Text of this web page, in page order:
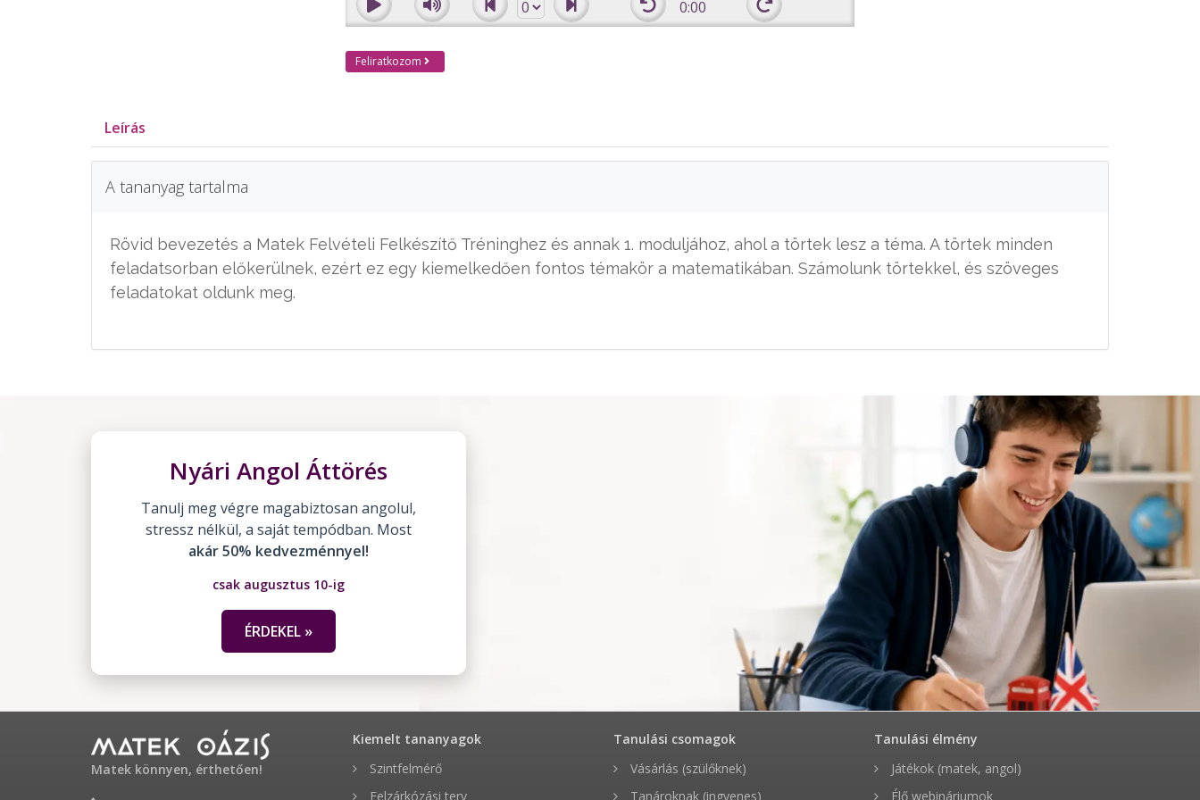
0:00
Feliratkozom
Leírás
A tananyag tartalma
Rövid bevezetés a Matek Felvételi Felkészítő Tréninghez és annak 1. moduljához, ahol a törtek lesz a téma. A törtek minden
feladatsorban előkerülnek, ezért ez egy kiemelkedően fontos témakör a matematikában. Számolunk törtekkel, és szöveges
feladatokat oldunk meg.
Nyári Angol Áttörés
Tanulj meg végre magabiztosan angolul,
stressz nélkül, a saját tempódban. Most
akár 50% kedvezménnyel!
csak augusztus 10-ig
ÉRDEKEL »
Matek könnyen, érthetően!
Kiemelt tananyagok
Szintfelmérő
Felzárkózási terv
Tanulási csomagok
Vásárlás (szülőknek)
Tanároknak (ingyenes)
Tanulási élmény
Játékok (matek, angol)
Élő webináriumok